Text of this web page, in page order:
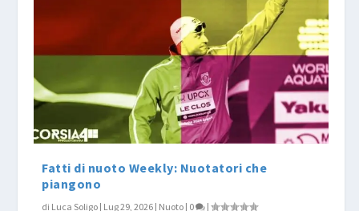
Fatti di nuoto Weekly: Nuotatori che
piangono
di Luca Soligo | Lug 29, 2026 | Nuoto | 0 |